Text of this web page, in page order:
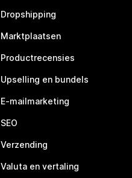
Dropshipping
Marktplaatsen
Productrecensies
Upselling en bundels
E-mailmarketing
SEO
Verzending
Valuta en vertaling